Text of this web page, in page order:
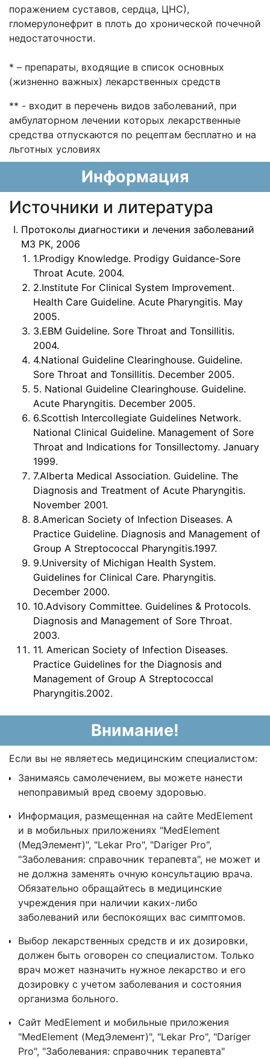
поражением суставов, сердца, ЦНС),
гломерулонефрит в плоть до хронической почечной
недостаточности.
* – препараты, входящие в список основных
(жизненно важных) лекарственных средств
** - входит в перечень видов заболеваний, при
амбулаторном лечении которых лекарственные
средства отпускаются по рецептам бесплатно и на
льготных условиях
Информация
Источники и литература
Протоколы диагностики и лечения заболеваний
МЗ РК, 2006
1.Prodigy Knowledge. Prodigy Guidance-Sore
Throat Acute. 2004.
2.Institute For Clinical System Improvement.
Health Care Guideline. Acute Pharyngitis. May
2005.
3.EBM Guideline. Sore Throat and Tonsillitis.
2004.
4.National Guideline Clearinghouse. Guideline.
Sore Throat and Tonsillitis. December 2005.
5. National Guideline Clearinghouse. Guideline.
Acute Pharyngitis. December 2005.
6.Scottish Intercollegiate Guidelines Network.
National Clinical Guideline. Management of Sore
Throat and Indications for Tonsillectomy. January
1999.
7.Alberta Medical Association. Guideline. The
Diagnosis and Treatment of Acute Pharyngitis.
November 2001.
8.American Society of Infection Diseases. A
Practice Guideline. Diagnosis and Management of
Group A Streptococcal Pharyngitis.1997.
9.University of Michigan Health System.
Guidelines for Clinical Care. Pharyngitis.
December 2000.
10.Advisory Committee. Guidelines & Protocols.
Diagnosis and Management of Sore Throat.
2003.
11. American Society of Infection Diseases.
Practice Guidelines for the Diagnosis and
Management of Group A Streptococcal
Pharyngitis.2002.
Внимание!
Если вы не являетесь медицинским специалистом:
Занимаясь самолечением, вы можете нанести
непоправимый вред своему здоровью.
Информация, размещенная на сайте MedElement
и в мобильных приложениях "MedElement
(МедЭлемент)", "Lekar Pro", "Dariger Pro",
"Заболевания: справочник терапевта", не может и
не должна заменять очную консультацию врача.
Обязательно обращайтесь в медицинские
учреждения при наличии каких-либо
заболеваний или беспокоящих вас симптомов.
Выбор лекарственных средств и их дозировки,
должен быть оговорен со специалистом. Только
врач может назначить нужное лекарство и его
дозировку с учетом заболевания и состояния
организма больного.
Сайт MedElement и мобильные приложения
"MedElement (МедЭлемент)", "Lekar Pro", "Dariger
Pro", "Заболевания: справочник терапевта"